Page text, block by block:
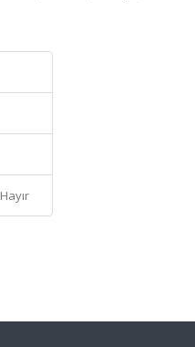
Hayır